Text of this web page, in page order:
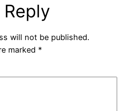
Reply
will not be published.
marked *